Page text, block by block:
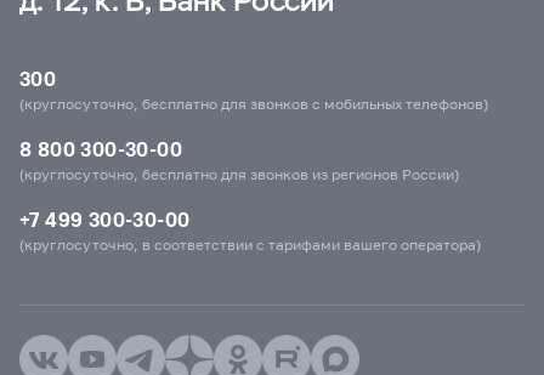
300
(круглосуточно, бесплатно для звонков с мобильных телефонов)
8 800 300-30-00
(круглосуточно, бесплатно для звонков из регионов России)
+7 499 300-30-00
(круглосуточно, в соответствии с тарифами вашего оператора)